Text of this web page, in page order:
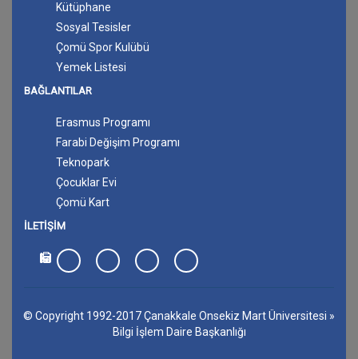
Kütüphane
Sosyal Tesisler
Çomü Spor Kulübü
Yemek Listesi
BAĞLANTILAR
Erasmus Programı
Farabi Değişim Programı
Teknopark
Çocuklar Evi
Çomü Kart
İLETIŞIM
© Copyright 1992-2017Çanakkale Onsekiz Mart Üniversitesi »
Bilgi İşlem Daire Başkanlığı